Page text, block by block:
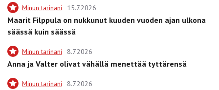
Minun tarinani 15.7.2026
Maarit Filppula on nukkunut kuuden vuoden ajan ulkona
säässä kuin säässä
Minun tarinani 8.7.2026
Anna ja Valter olivat vähällä menettää tyttärensä
Minun tarinani 8.7.2026